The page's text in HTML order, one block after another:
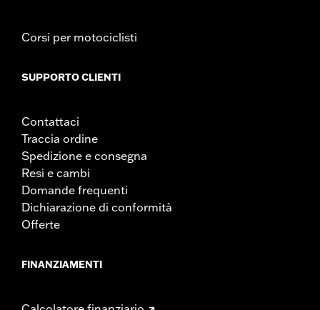
Corsi per motociclisti
SUPPORTO CLIENTI
Contattaci
Traccia ordine
Spedizione e consegna
Resi e cambi
Domande frequenti
Dichiarazione di conformità
Offerte
FINANZIAMENTI